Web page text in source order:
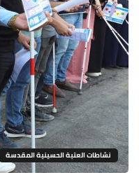
نشاطات العتبة الحسينية المقدسة